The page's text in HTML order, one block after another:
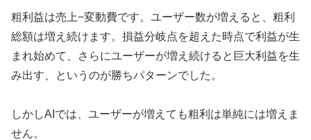
粗利益は売上−変動費です。ユーザー数が増えると、粗利
総額は増え続けます。損益分岐点を超えた時点で利益が生
まれ始めて、さらにユーザーが増え続けると巨大利益を生
み出す、というのが勝ちパターンでした。
しかしAIでは、ユーザーが増えても粗利は単純には増えま
せん。